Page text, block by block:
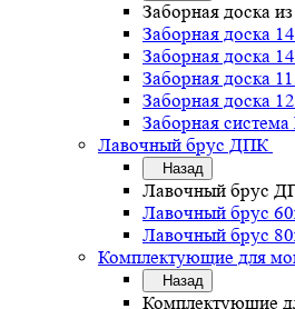
Заборная доска
Заборная доска
Заборная доска
Заборная доска
Заборная доска
Заборная
Лавочный брус ДПК
Назад
Лавочный брус
Лавочный брус
Лавочный брус
Комплектующие для
Назад
Комплектующие